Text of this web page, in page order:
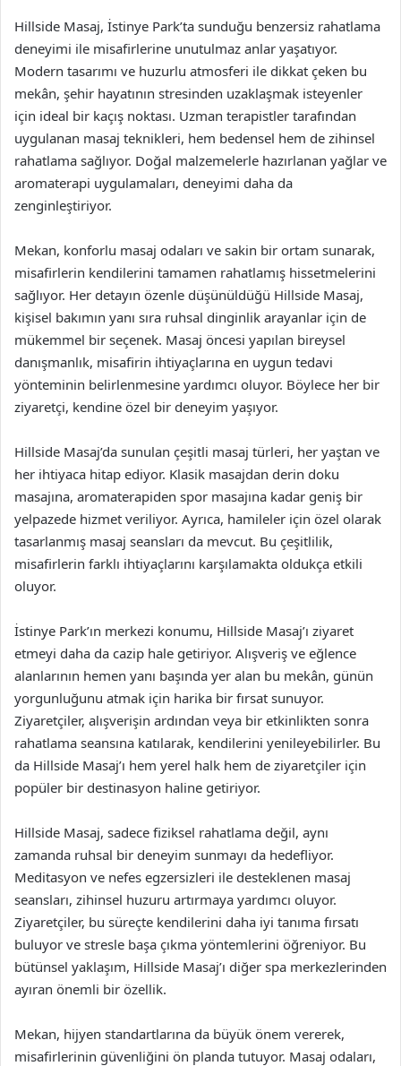
Hillside Masaj, İstinye Park’ta sunduğu benzersiz rahatlama
deneyimi ile misafirlerine unutulmaz anlar yaşatıyor.
Modern tasarımı ve huzurlu atmosferi ile dikkat çeken bu
mekân, şehir hayatının stresinden uzaklaşmak isteyenler
için ideal bir kaçış noktası. Uzman terapistler tarafından
uygulanan masaj teknikleri, hem bedensel hem de zihinsel
rahatlama sağlıyor. Doğal malzemelerle hazırlanan yağlar ve
aromaterapi uygulamaları, deneyimi daha da
zenginleştiriyor.
Mekan, konforlu masaj odaları ve sakin bir ortam sunarak,
misafirlerin kendilerini tamamen rahatlamış hissetmelerini
sağlıyor. Her detayın özenle düşünüldüğü Hillside Masaj,
kişisel bakımın yanı sıra ruhsal dinginlik arayanlar için de
mükemmel bir seçenek. Masaj öncesi yapılan bireysel
danışmanlık, misafirin ihtiyaçlarına en uygun tedavi
yönteminin belirlenmesine yardımcı oluyor. Böylece her bir
ziyaretçi, kendine özel bir deneyim yaşıyor.
Hillside Masaj’da sunulan çeşitli masaj türleri, her yaştan ve
her ihtiyaca hitap ediyor. Klasik masajdan derin doku
masajına, aromaterapiden spor masajına kadar geniş bir
yelpazede hizmet veriliyor. Ayrıca, hamileler için özel olarak
tasarlanmış masaj seansları da mevcut. Bu çeşitlilik,
misafirlerin farklı ihtiyaçlarını karşılamakta oldukça etkili
oluyor.
İstinye Park’ın merkezi konumu, Hillside Masaj’ı ziyaret
etmeyi daha da cazip hale getiriyor. Alışveriş ve eğlence
alanlarının hemen yanı başında yer alan bu mekân, günün
yorgunluğunu atmak için harika bir fırsat sunuyor.
Ziyaretçiler, alışverişin ardından veya bir etkinlikten sonra
rahatlama seansına katılarak, kendilerini yenileyebilirler. Bu
da Hillside Masaj’ı hem yerel halk hem de ziyaretçiler için
popüler bir destinasyon haline getiriyor.
Hillside Masaj, sadece fiziksel rahatlama değil, aynı
zamanda ruhsal bir deneyim sunmayı da hedefliyor.
Meditasyon ve nefes egzersizleri ile desteklenen masaj
seansları, zihinsel huzuru artırmaya yardımcı oluyor.
Ziyaretçiler, bu süreçte kendilerini daha iyi tanıma fırsatı
buluyor ve stresle başa çıkma yöntemlerini öğreniyor. Bu
bütünsel yaklaşım, Hillside Masaj’ı diğer spa merkezlerinden
ayıran önemli bir özellik.
Mekan, hijyen standartlarına da büyük önem vererek,
misafirlerinin güvenliğini ön planda tutuyor. Masaj odaları,